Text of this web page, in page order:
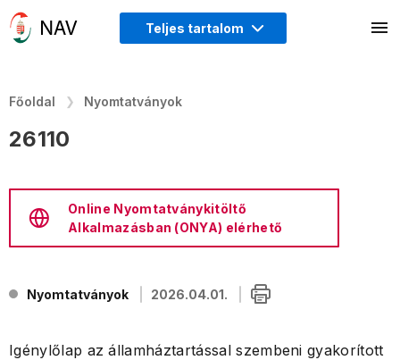
Teljes tartalom
Főoldal Nyomtatványok
26110
Online Nyomtatványkitöltő
Alkalmazásban (ONYA) elérhető
Nyomtatványok 2026.04.01.
Igénylőlap az államháztartással szembeni gyakorított